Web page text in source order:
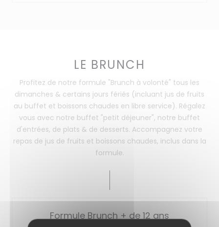
LE BRUNCH
Profitez de notre formule "Brunch à volonté" tous les
dimanches & certains jours fériés (incluant jus de fruits
au buffet et boissons chaudes en libre service). Régalez
vous avec notre buffet "petit déjeuner", notre buffet
d'entrées, de plats & de desserts. Accompagnez votre
repas de jus de fruits et boissons chaudes, inclus dans la
formule.
Formule Brunch + de 12 ans